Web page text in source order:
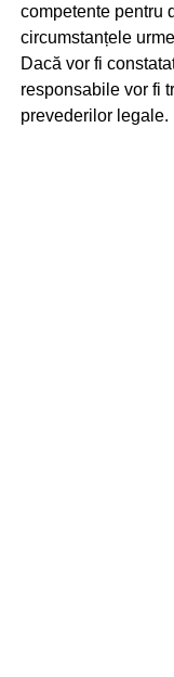
competente pentru
circumstanțele
Dacă vor fi
responsabile vor fi
prevederilor legale.